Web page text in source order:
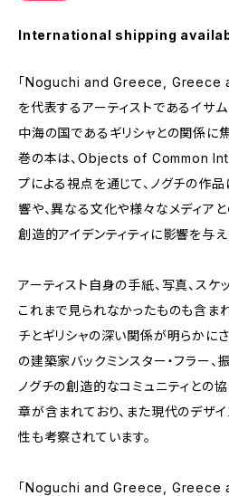
International shipping
「Noguchi and Greece, Greece
を代表するアーティストであるイサム
中海の国であるギリシャとの関係に
巻の本は、Objects of Common
プによる視点を通じて、ノグチの作
響や、異なる文化や様々なメディア
創造的アイデンティティに影響を与
アーティスト自身の手紙、写真、スケ
これまで見られなかったものも含まれ
チとギリシャの深い関係が明らかに
の建築家バックミンスター・フラー、
ノグチの創造的なコミュニティとの
章が含まれており、また現代のデザ
性も考察されています。
「Noguchi and Greece, Greece